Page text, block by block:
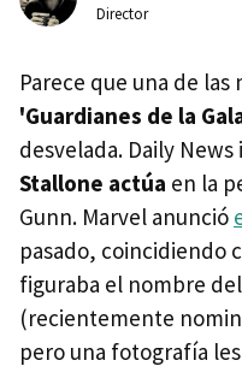
Director
Parece que una de las
'Guardianes de la
desvelada. Daily
Stallone actúa en la
Gunn. Marvel anunció
pasado, coincidiendo
figuraba el nombre
(recientemente
pero una fotografía